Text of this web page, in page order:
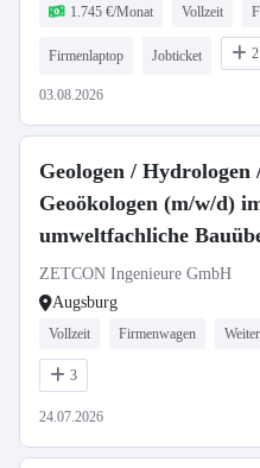
1.745 €/Monat Vollzeit
Firmenlaptop Jobticket 2
03.08.2026
Geologen / Hydrologen
Geoökologen (m/w/d)
umweltfachliche
ZETCON Ingenieure GmbH
Augsburg
Vollzeit Firmenwagen
3
24.07.2026